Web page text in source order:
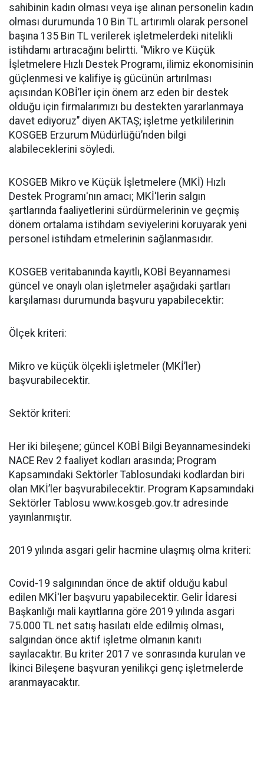
sahibinin kadın olması veya işe alınan personelin kadın
olması durumunda 10 Bin TL artırımlı olarak personel
başına 135 Bin TL verilerek işletmelerdeki nitelikli
istihdamı artıracağını belirtti. ‘’Mikro ve Küçük
İşletmelere Hızlı Destek Programı, ilimiz ekonomisinin
güçlenmesi ve kalifiye iş gücünün artırılması
açısından KOBİ’ler için önem arz eden bir destek
olduğu için firmalarımızı bu destekten yararlanmaya
davet ediyoruz’’ diyen AKTAŞ; işletme yetkililerinin
KOSGEB Erzurum Müdürlüğü’nden bilgi
alabileceklerini söyledi.
KOSGEB Mikro ve Küçük İşletmelere (MKİ) Hızlı
Destek Programı'nın amacı; MKİ'lerin salgın
şartlarında faaliyetlerini sürdürmelerinin ve geçmiş
dönem ortalama istihdam seviyelerini koruyarak yeni
personel istihdam etmelerinin sağlanmasıdır.
KOSGEB veritabanında kayıtlı, KOBİ Beyannamesi
güncel ve onaylı olan işletmeler aşağıdaki şartları
karşılaması durumunda başvuru yapabilecektir:
Ölçek kriteri:
Mikro ve küçük ölçekli işletmeler (MKİ’ler)
başvurabilecektir.
Sektör kriteri:
Her iki bileşene; güncel KOBİ Bilgi Beyannamesindeki
NACE Rev 2 faaliyet kodları arasında; Program
Kapsamındaki Sektörler Tablosundaki kodlardan biri
olan MKİ’ler başvurabilecektir. Program Kapsamındaki
Sektörler Tablosu www.kosgeb.gov.tr adresinde
yayınlanmıştır.
2019 yılında asgari gelir hacmine ulaşmış olma kriteri:
Covid-19 salgınından önce de aktif olduğu kabul
edilen MKİ'ler başvuru yapabilecektir. Gelir İdaresi
Başkanlığı mali kayıtlarına göre 2019 yılında asgari
75.000 TL net satış hasılatı elde edilmiş olması,
salgından önce aktif işletme olmanın kanıtı
sayılacaktır. Bu kriter 2017 ve sonrasında kurulan ve
İkinci Bileşene başvuran yenilikçi genç işletmelerde
aranmayacaktır.